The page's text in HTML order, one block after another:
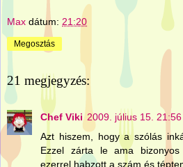
Max dátum: 21:20
Megosztás
21 megjegyzés:
Chef Viki 2009. július 15. 21:56
Azt hiszem, hogy a szólás
Ezzel zárta le ama
ezerrel habzott a szám és